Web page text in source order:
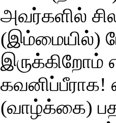
அவர்களில்
(இம்மையில்)
இருக்கிறோம்
கவனிப்பீராக!
(வாழ்க்கை)